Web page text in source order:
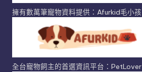
擁有數萬筆寵物資料提供：Afurkid毛小孩
全台寵物飼主的首選資訊平台：PetLover